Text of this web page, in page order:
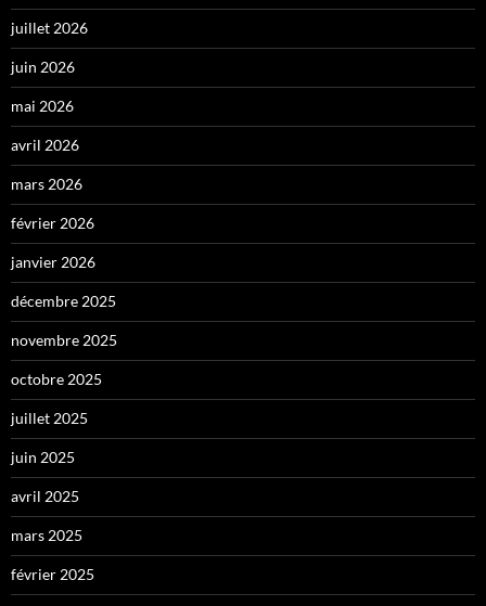
juillet 2026
juin 2026
mai 2026
avril 2026
mars 2026
février 2026
janvier 2026
décembre 2025
novembre 2025
octobre 2025
juillet 2025
juin 2025
avril 2025
mars 2025
février 2025